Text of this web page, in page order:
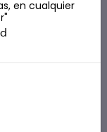
en cualquier